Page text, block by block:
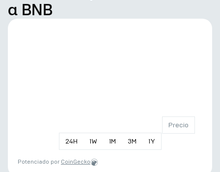
a BNB
24H 1W 1M 3M 1Y
Precio
Potenciado por CoinGecko